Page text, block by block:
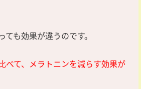
も効果が違うのです。
べて、メラトニンを減らす効果が